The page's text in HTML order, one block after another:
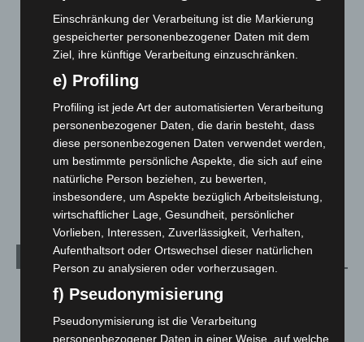
Corona-News
Hannover und Region
Leserbriefe
Über uns
Veranstaltungen
1.887
Archiv
August 2026(10)
Juli 2026(73)
Einschränkung der Verarbeitung ist die Markierung
gespeicherter personenbezogener Daten mit dem
Ziel, ihre künftige Verarbeitung einzuschränken.
e) Profiling
Profiling ist jede Art der automatisierten Verarbeitung
personenbezogener Daten, die darin besteht, dass
diese personenbezogenen Daten verwendet werden,
um bestimmte persönliche Aspekte, die sich auf eine
natürliche Person beziehen, zu bewerten,
insbesondere, um Aspekte bezüglich Arbeitsleistung,
wirtschaftlicher Lage, Gesundheit, persönlicher
Vorlieben, Interessen, Zuverlässigkeit, Verhalten,
Aufenthaltsort oder Ortswechsel dieser natürlichen
Person zu analysieren oder vorherzusagen.
f) Pseudonymisierung
Pseudonymisierung ist die Verarbeitung
personenbezogener Daten in einer Weise, auf welche